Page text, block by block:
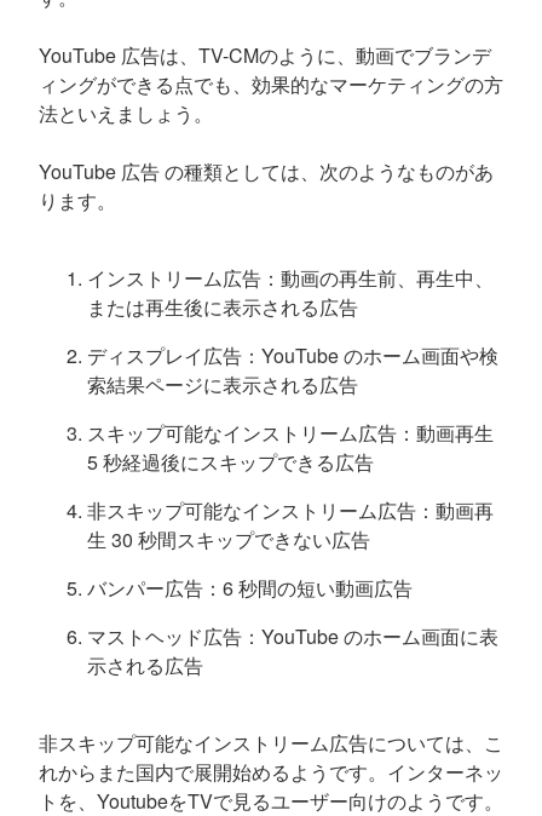
YouTube 広告は、TV-CMのように、動画でブランデ
ィングができる点でも、効果的なマーケティングの方
法といえましょう。
YouTube 広告 の種類としては、次のようなものがあ
ります。
インストリーム広告：動画の再生前、再生中、
または再生後に表示される広告
ディスプレイ広告：YouTube のホーム画面や検
索結果ページに表示される広告
スキップ可能なインストリーム広告：動画再生
5 秒経過後にスキップできる広告
非スキップ可能なインストリーム広告：動画再
生 30 秒間スキップできない広告
バンパー広告：6 秒間の短い動画広告
マストヘッド広告：YouTube のホーム画面に表
示される広告
非スキップ可能なインストリーム広告については、こ
れからまた国内で展開始めるようです。インターネッ
トを、YoutubeをTVで見るユーザー向けのようです。